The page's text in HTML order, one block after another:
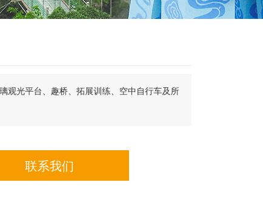
观光平台、趣桥、拓展训练、空中自行车及所
联系我们